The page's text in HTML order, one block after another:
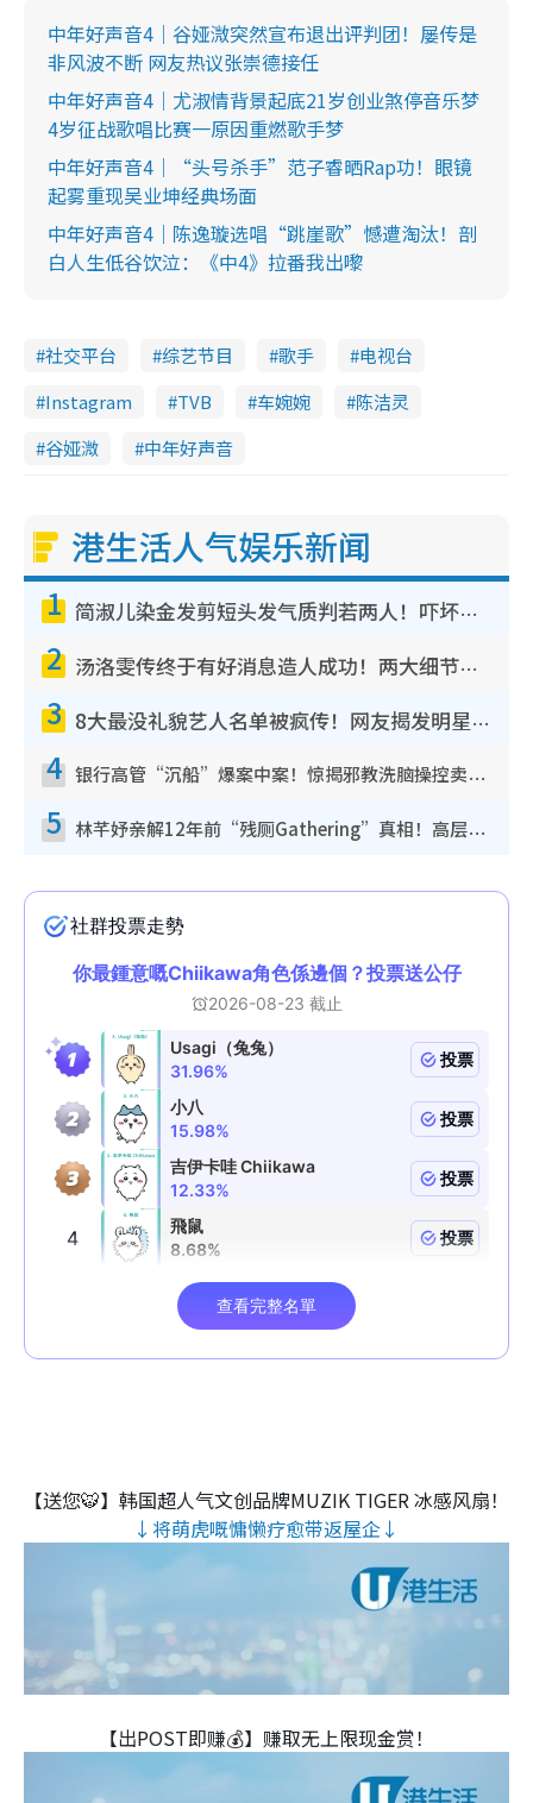
中年好声音4｜谷娅溦突然宣布退出评判团！屡传是
非风波不断 网友热议张崇德接任
中年好声音4｜尤淑情背景起底21岁创业煞停音乐梦
4岁征战歌唱比赛一原因重燃歌手梦
中年好声音4｜“头号杀手”范子睿晒Rap功！眼镜
起雾重现吴业坤经典场面
中年好声音4｜陈逸璇选唱“跳崖歌”憾遭淘汰！剖
白人生低谷饮泣：《中4》拉番我出嚟
社交平台 综艺节目 歌手
电视台
Instagram
TVB 车婉婉
陈洁灵
谷娅溦
中年好声音
港生活人气娱乐新闻
1 简淑儿染金发剪短头发气质判若两人！吓坏老公麦大力都认不出：“你做什么？”
2 汤洛雯传终于有好消息造人成功！两大细节曝孕味极浓引猜测：大肚婆先会咁！
3 8大最没礼貌艺人名单被疯传！网友揭发明星真面目，一致数落这一位是无品天花板？
4 银行高管“沉船”爆案中案！惊揭邪教洗脑操控卖淫被吞600万，幕后黑手讲多错多
5 林芊妤亲解12年前“残厕Gathering”真相！高层解约一句话重创尊严，至今拒返TVB
【送您🐯】韩国超人气文创品牌MUZIK TIGER 冰感风扇！
↓将萌虎嘅慵懒疗愈带返屋企↓
【出POST即赚💰】赚取无上限现金赏！